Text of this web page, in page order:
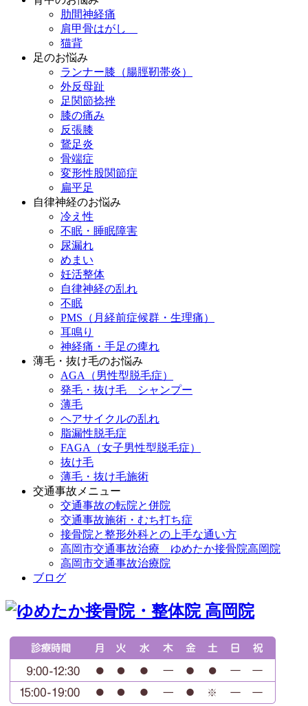
肋間神経痛
肩甲骨はがし
猫背
足のお悩み
ランナー膝（腸脛靭帯炎）
外反母趾
足関節捻挫
膝の痛み
反張膝
鵞足炎
骨端症
変形性股関節症
扁平足
自律神経のお悩み
冷え性
不眠・睡眠障害
尿漏れ
めまい
妊活整体
自律神経の乱れ
不眠
PMS（月経前症候群・生理痛）
耳鳴り
神経痛・手足の痺れ
薄毛・抜け毛のお悩み
AGA（男性型脱毛症）
発毛・抜け毛 シャンプー
薄毛
ヘアサイクルの乱れ
脂漏性脱毛症
FAGA（女子男性型脱毛症）
抜け毛
薄毛・抜け毛施術
交通事故メニュー
交通事故の転院と併院
交通事故施術・むち打ち症
接骨院と整形外科との上手な通い方
高岡市交通事故治療 ゆめたか接骨院高岡院
高岡市交通事故治療院
ブログ